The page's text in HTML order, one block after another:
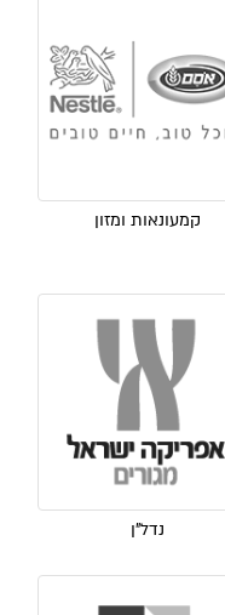
קמעונאות ומזון
נדל"ן